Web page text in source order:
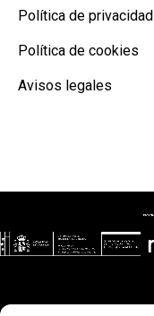
Política de privacidad
Política de cookies
Avisos legales